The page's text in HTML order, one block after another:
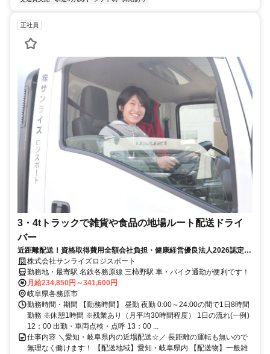
正社員
3・4tトラックで雑貨や食品の地場ルート配送ドライ
バー
近距離配送！資格取得費用全額会社負担・健康経営優良法人2026認定企
業です。
株式会社サンライズロジスポート
勤務地・最寄駅 名鉄各務原線 三柿野駅 車・バイク通勤が便利です！
月給234,850円～341,600円
岐阜県各務原市
勤務時間・期間 【勤務時間】 昼勤 夜勤 0:00～24:00の間で1日8時間
勤務 ※休憩1時間 ※残業あり（月平均30時間程度） 1日の流れ(一例)
12：00 出勤・車両点検・点呼 13：00 ...
仕事内容 ＼愛知・岐阜県内の近場配送☆／ 長距離の運転も無いので
無理なく働けます！ 【配送地域】愛知・岐阜県内 【配送物】一般雑